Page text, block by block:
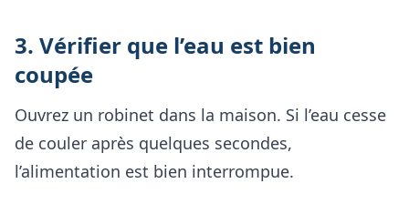
3. Vérifier que l’eau est bien
coupée
Ouvrez un robinet dans la maison. Si l’eau cesse
de couler après quelques secondes,
l’alimentation est bien interrompue.